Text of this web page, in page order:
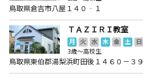
鳥取県倉吉市八屋１４０‐１
ＴＡＺＩＲＩ教室
月 火 水 木 金 土
日
3歳～高校生
鳥取県東伯郡湯梨浜町田後１４６０－３９